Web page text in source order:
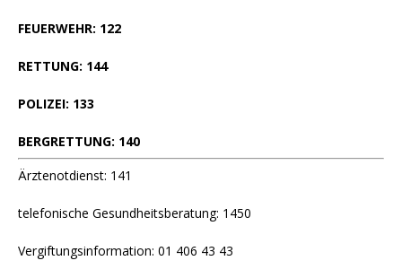
FEUERWEHR: 122
RETTUNG: 144
POLIZEI: 133
BERGRETTUNG: 140
Ärztenotdienst: 141
telefonische Gesundheitsberatung: 1450
Vergiftungsinformation: 01 406 43 43